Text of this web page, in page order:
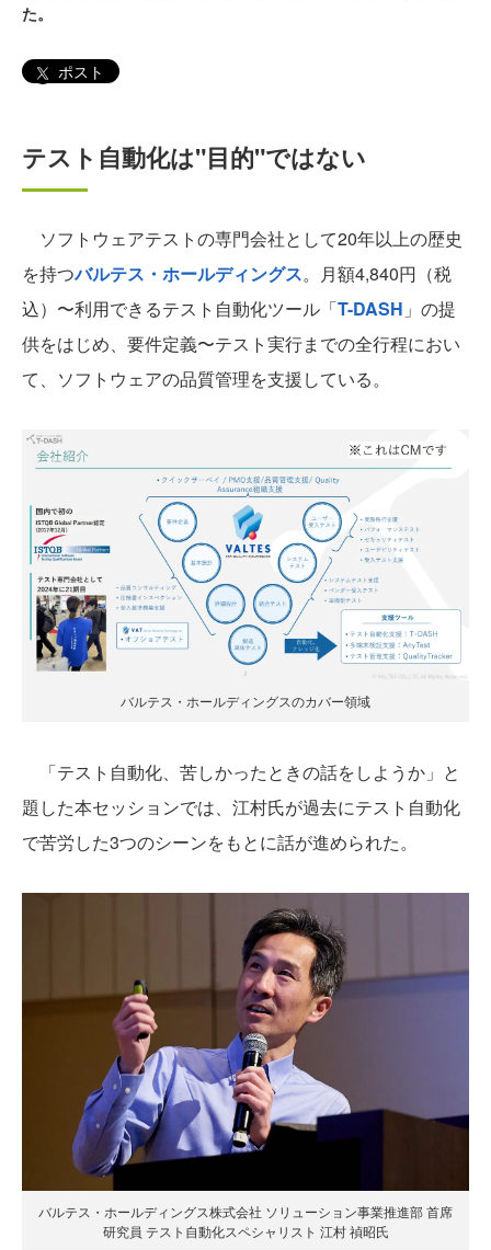
た。
ポスト
テスト自動化は"目的"ではない
ソフトウェアテストの専門会社として20年以上の歴史
を持つバルテス・ホールディングス。月額4,840円（税
込）〜利用できるテスト自動化ツール「T-DASH 」の提
供をはじめ、要件定義〜テスト実行までの全行程におい
て、ソフトウェアの品質管理を支援している。
バルテス・ホールディングスのカバー領域
「テスト自動化、苦しかったときの話をしようか」と
題した本セッションでは、江村氏が過去にテスト自動化
で苦労した3つのシーンをもとに話が進められた。
バルテス・ホールディングス株式会社 ソリューション事業推進部 首席
研究員 テスト自動化スペシャリスト 江村 禎昭氏